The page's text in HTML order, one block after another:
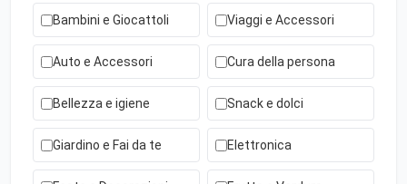
Bambini e Giocattoli Viaggi e Accessori
Auto e Accessori Cura della persona
Bellezza e igiene Snack e dolci
Giardino e Fai da te Elettronica